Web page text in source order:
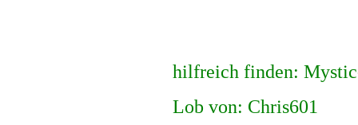
hilfreich finden:
Lob von: Chris601